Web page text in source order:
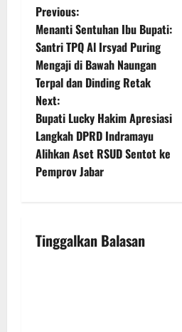
P
o
s
t
n
a
i
g
Previous:
Menanti Sentuhan Ibu Bupati:
Santri TPQ Al Irsyad Puring
Mengaji di Bawah Naungan
Terpal dan Dinding Retak
Next:
Bupati Lucky Hakim Apresiasi
Langkah DPRD Indramayu
Alihkan Aset RSUD Sentot ke
Pemprov Jabar
Tinggalkan Balasan